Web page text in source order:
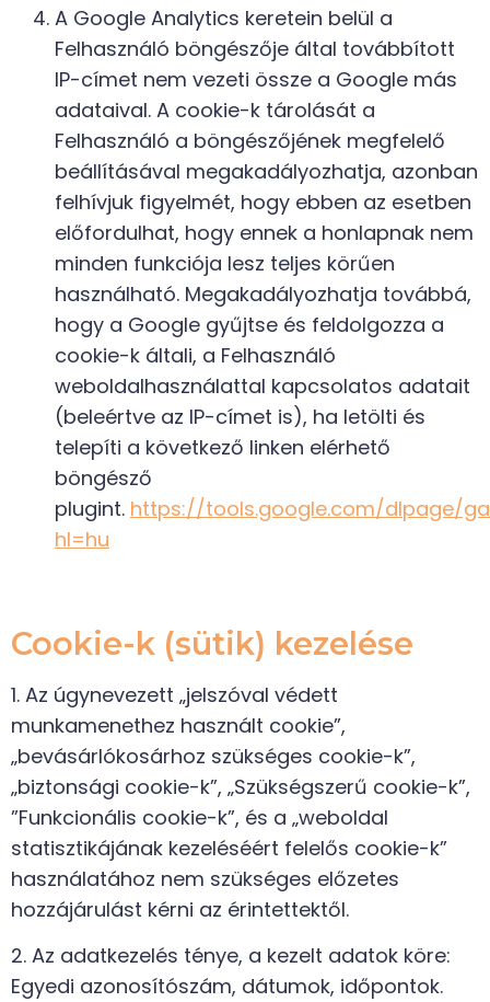
A Google Analytics keretein belül a
Felhasználó böngészője által továbbított
IP-címet nem vezeti össze a Google más
adataival. A cookie-k tárolását a
Felhasználó a böngészőjének megfelelő
beállításával megakadályozhatja, azonban
felhívjuk figyelmét, hogy ebben az esetben
előfordulhat, hogy ennek a honlapnak nem
minden funkciója lesz teljes körűen
használható. Megakadályozhatja továbbá,
hogy a Google gyűjtse és feldolgozza a
cookie-k általi, a Felhasználó
weboldalhasználattal kapcsolatos adatait
(beleértve az IP-címet is), ha letölti és
telepíti a következő linken elérhető
böngésző
plugint. https://tools.google.com/dlpage/
hl=hu
Cookie-k (sütik) kezelése
1. Az úgynevezett „jelszóval védett
munkamenethez használt cookie”,
„bevásárlókosárhoz szükséges cookie-k”,
„biztonsági cookie-k”, „Szükségszerű cookie-k”,
”Funkcionális cookie-k”, és a „weboldal
statisztikájának kezeléséért felelős cookie-k”
használatához nem szükséges előzetes
hozzájárulást kérni az érintettektől.
2. Az adatkezelés ténye, a kezelt adatok köre:
Egyedi azonosítószám, dátumok, időpontok.